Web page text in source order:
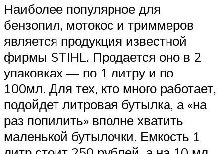
Наиболее популярное для
бензопил, мотокос и триммеров
является продукция известной
фирмы STIHL. Продается оно в 2
упаковках — по 1 литру и по
100мл. Для тех, кто много работает,
подойдет литровая бутылка, а «на
раз попилить» вполне хватить
маленькой бутылочки. Емкость 1